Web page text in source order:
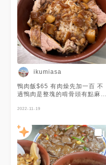
ikumiasa
鴨肉飯$65 有肉燥先加一百 不
過鴨肉是整塊的啃骨頭有點麻煩
好吃
2022-11-19